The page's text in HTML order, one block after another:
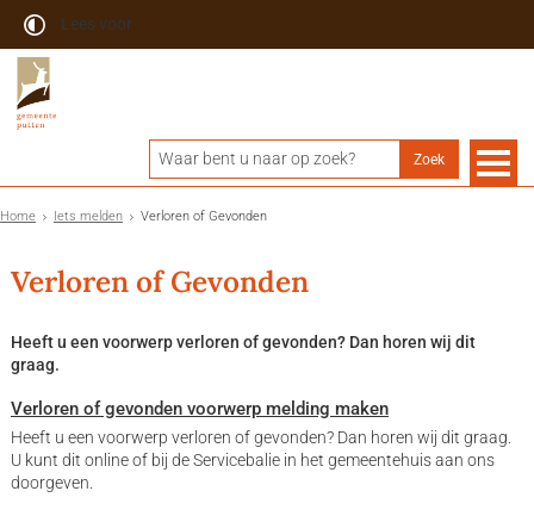
Lees voor
Home Iets melden Verloren of Gevonden
Verloren of Gevonden
Heeft u een voorwerp verloren of gevonden? Dan horen wij dit
graag.
Verloren of gevonden voorwerp melding maken
Heeft u een voorwerp verloren of gevonden? Dan horen wij dit graag.
U kunt dit online of bij de Servicebalie in het gemeentehuis aan ons
doorgeven.